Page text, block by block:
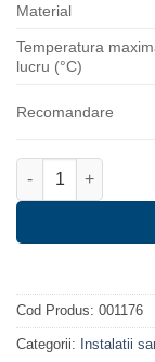
Material
Temperatura
lucru (°C)
Recomandare
Cantitate Teu egal
Cod Produs: 001176
Categorii: Instalatii